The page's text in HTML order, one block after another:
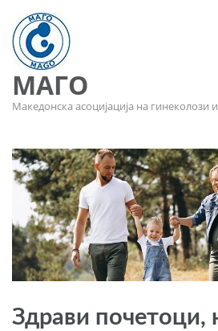
МАГО
Македонска асоцијација на гинеколози
Здрави почетоци,